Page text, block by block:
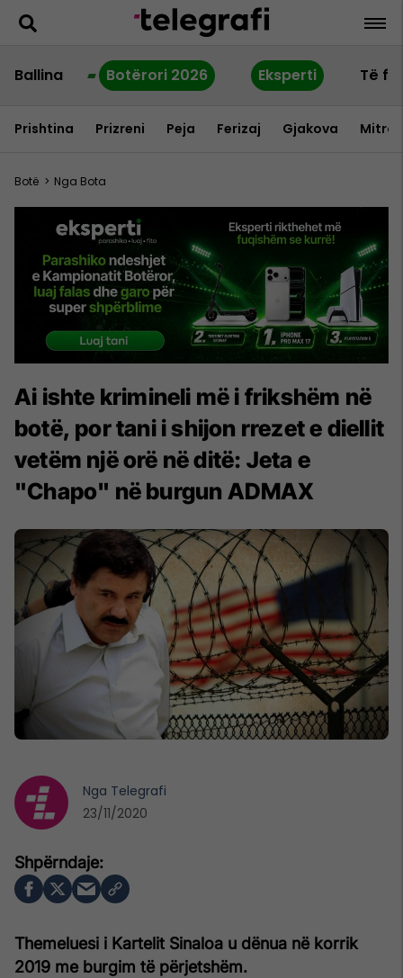
Ballina Botërori 2026 Eksperti Të
Prishtina Prizreni Peja Ferizaj Gjakova
Botë > Nga Bota
Ai ishte krimineli më i frikshëm në
botë, por tani i shijon rrezet e diellit
vetëm një orë në ditë: Jeta e
"Chapo" në burgun ADMAX
Themeluesi i Kartelit Sinaloa u dënua në korrik
2019 me burgim të përjetshëm.
Nga Telegrafi
23/11/2020